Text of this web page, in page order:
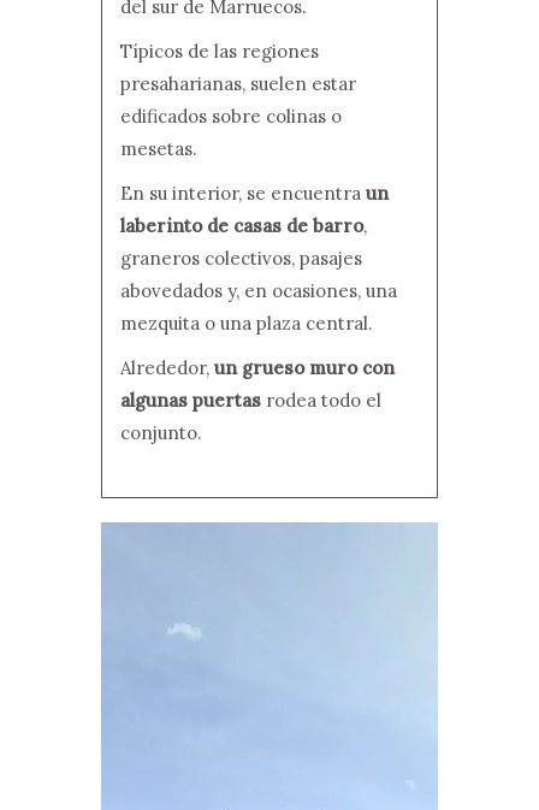
del sur de Marruecos.
Típicos de las regiones
presaharianas, suelen estar
edificados sobre colinas o
mesetas.
En su interior, se encuentra un
laberinto de casas de barro,
graneros colectivos, pasajes
abovedados y, en ocasiones, una
mezquita o una plaza central.
Alrededor, un grueso muro con
algunas puertas rodea todo el
conjunto.